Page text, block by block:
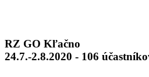
RZ GO Kľačno
24.7.-2.8.2020 - 106